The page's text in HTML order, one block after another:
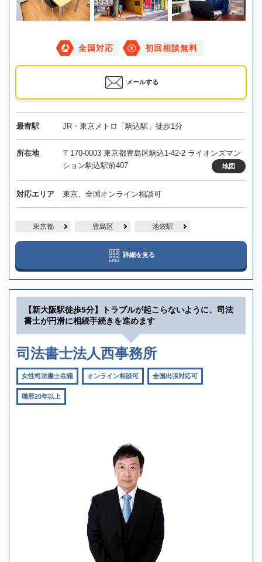
全国対応 初回相談無料
メールする
最寄駅 JR・東京メトロ「駒込駅」徒歩1分
所在地
〒170-0003 東京都豊島区駒込1-42-2 ライオンズマン
ション駒込駅前407
地図
対応エリア 東京、全国オンライン相談可
東京都 豊島区 池袋駅
詳細を見る
【新大阪駅徒歩5分】トラブルが起こらないように、司法
書士が円滑に相続手続きを進めます
司法書士法人西事務所
女性司法書士在籍 オンライン相談可 全国出張対応可
職歴20年以上